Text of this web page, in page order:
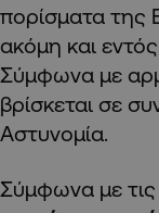
πορίσματα της
ακόμη και
Σύμφωνα με
βρίσκεται σε
Αστυνομία.
Σύμφωνα με τις